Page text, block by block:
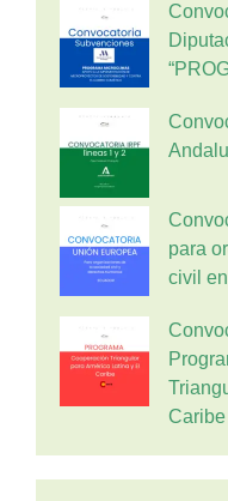
para
civil
Caribe